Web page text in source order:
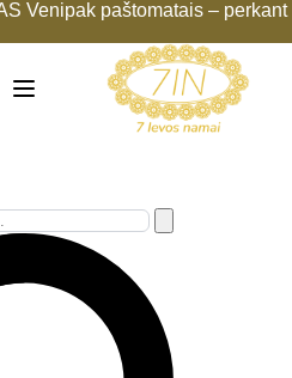
Venipak paštomatais – perkant